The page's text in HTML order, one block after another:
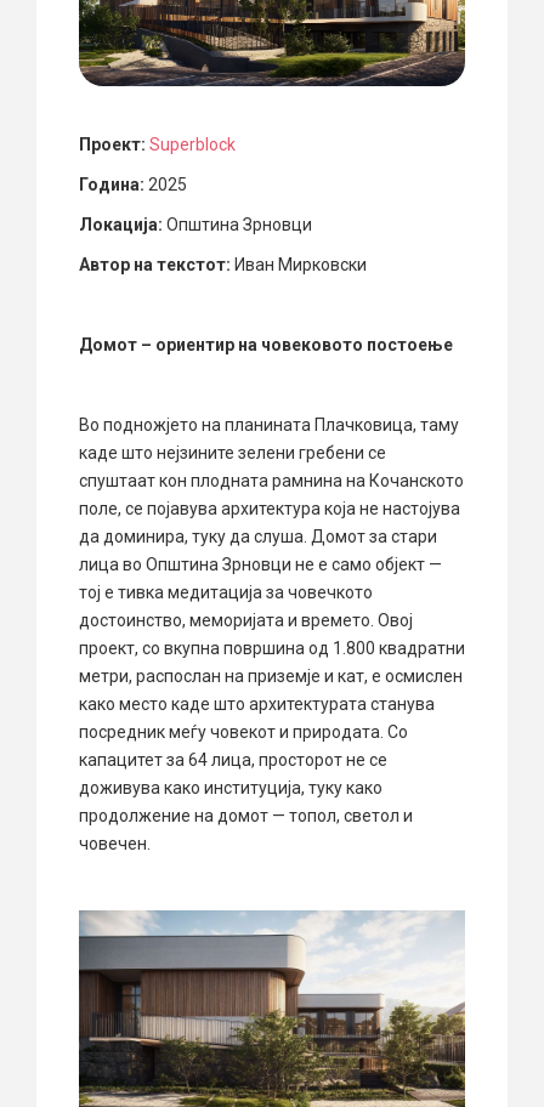
Проект: Superblock
Година: 2025
Локација: Општина Зрновци
Автор на текстот: Иван Мирковски
Домот – ориентир на човековото постоење
Во подножјето на планината Плачковица, таму
каде што нејзините зелени гребени се
спуштаат кон плодната рамнина на Кочанското
поле, се појавува архитектура која не настојува
да доминира, туку да слуша. Домот за стари
лица во Општина Зрновци не е само објект —
тој е тивка медитација за човечкото
достоинство, меморијата и времето. Овој
проект, со вкупна површина од 1.800 квадратни
метри, распослан на приземје и кат, е осмислен
како место каде што архитектурата станува
посредник меѓу човекот и природата. Со
капацитет за 64 лица, просторот не се
доживува како институција, туку како
продолжение на домот — топол, светол и
човечен.